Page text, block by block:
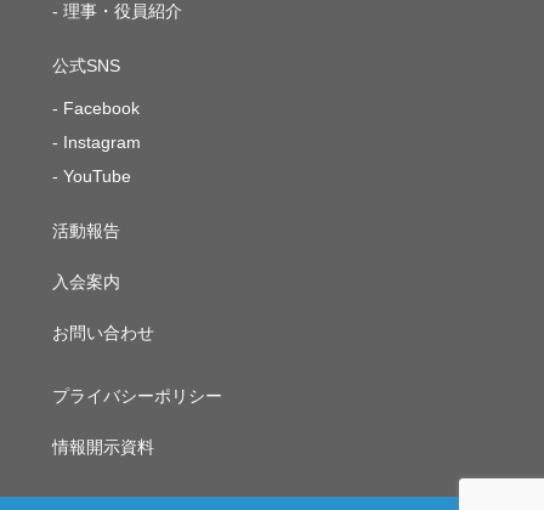
理事・役員紹介
公式SNS
Facebook
Instagram
YouTube
活動報告
入会案内
お問い合わせ
プライバシーポリシー
情報開示資料